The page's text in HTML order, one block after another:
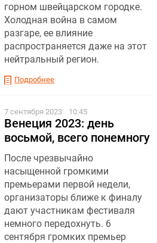
горном швейцарском городке.
Холодная война в самом
разгаре, ее влияние
распространяется даже на этот
нейтральный регион.
Подробнее
7 сентября 2023 10:45
Венеция 2023: день
восьмой, всего понемногу
После чрезвычайно
насыщенной громкими
премьерами первой недели,
организаторы ближе к финалу
дают участникам фестиваля
немного передохнуть. 6
сентября громких премьер